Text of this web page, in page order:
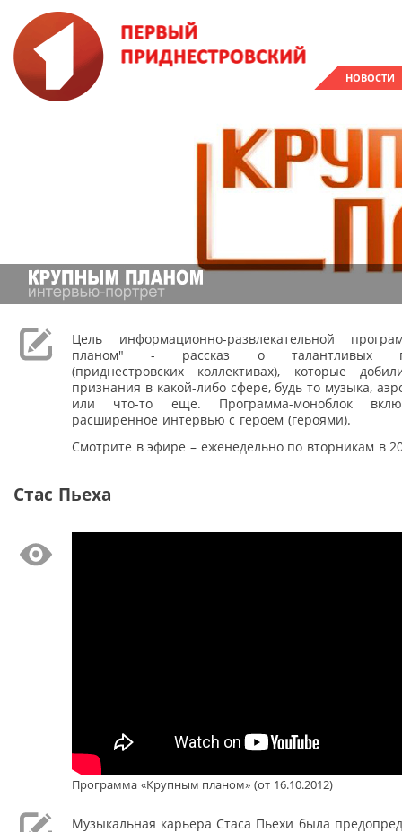
НОВОСТИ
Цель информационно-развлекательной
планом" - рассказ о талантливых
(приднестровских коллективах), которые
признания в какой-либо сфере, будь то музыка,
или что-то еще. Программа-моноблок
расширенное интервью с героем (героями).
Смотрите в эфире – еженедельно по вторникам в
Стас Пьеха
Программа «Крупным планом» (от 16.10.2012)
Музыкальная карьера Стаса Пьехи была